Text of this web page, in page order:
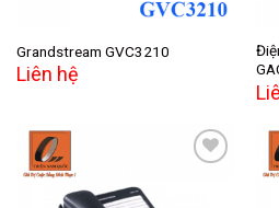
Grandstream GVC3210
Liên hệ